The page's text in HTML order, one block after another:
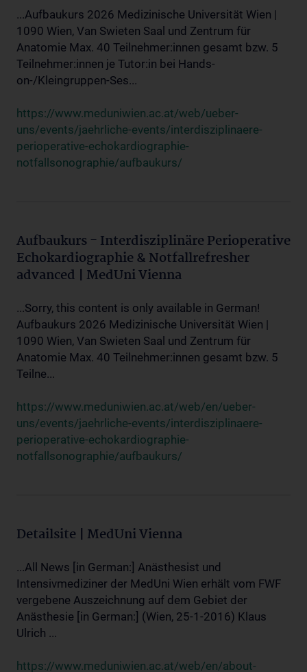
...Aufbaukurs 2026 Medizinische Universität Wien |
1090 Wien, Van Swieten Saal und Zentrum für
Anatomie Max. 40 Teilnehmer:innen gesamt bzw. 5
Teilnehmer:innen je Tutor:in bei Hands-
on-/Kleingruppen-Ses...
https://www.meduniwien.ac.at/web/ueber-
uns/events/jaehrliche-events/interdisziplinaere-
perioperative-echokardiographie-
notfallsonographie/aufbaukurs/
Aufbaukurs - Interdisziplinäre Perioperative
Echokardiographie & Notfallrefresher
advanced | MedUni Vienna
...Sorry, this content is only available in German!
Aufbaukurs 2026 Medizinische Universität Wien |
1090 Wien, Van Swieten Saal und Zentrum für
Anatomie Max. 40 Teilnehmer:innen gesamt bzw. 5
Teilne...
https://www.meduniwien.ac.at/web/en/ueber-
uns/events/jaehrliche-events/interdisziplinaere-
perioperative-echokardiographie-
notfallsonographie/aufbaukurs/
Detailsite | MedUni Vienna
...All News [in German:] Anästhesist und
Intensivmediziner der MedUni Wien erhält vom FWF
vergebene Auszeichnung auf dem Gebiet der
Anästhesie [in German:] (Wien, 25-1-2016) Klaus
Ulrich ...
https://www.meduniwien.ac.at/web/en/about-